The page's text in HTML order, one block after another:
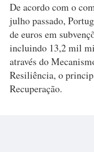
De acordo com o
julho passado,
de euros em
incluindo 13,2 mil
através do
Resiliência, o
Recuperação.